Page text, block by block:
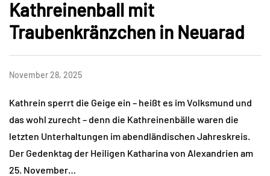
Kathreinenball mit
Traubenkränzchen in Neuarad
November 28, 2025
Kathrein sperrt die Geige ein – heißt es im Volksmund und
das wohl zurecht – denn die Kathreinenbälle waren die
letzten Unterhaltungen im abendländischen Jahreskreis.
Der Gedenktag der Heiligen Katharina von Alexandrien am
25. November…